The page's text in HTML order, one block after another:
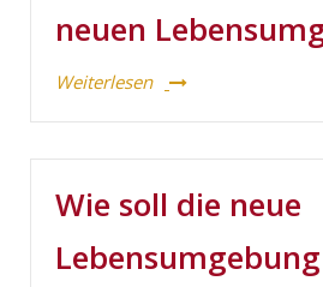
neuen
Weiterlesen
Wie soll die neue